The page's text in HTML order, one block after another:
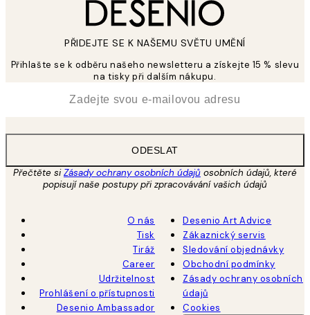
PŘIDEJTE SE K NAŠEMU SVĚTU UMĚNÍ
Přihlašte se k odběru našeho newsletteru a získejte 15 % slevu
na tisky při dalším nákupu.
ODESLAT
Přečtěte siZásady ochrany osobních údajů osobních údajů, které
popisují naše postupy při zpracovávání vašich údajů
O nás
Tisk
Tiráž
Career
Udržitelnost
Prohlášení o přístupnosti
Desenio Ambassador
Desenio Art Advice
Zákaznický servis
Sledování objednávky
Obchodní podmínky
Zásady ochrany osobních
údajů
Cookies